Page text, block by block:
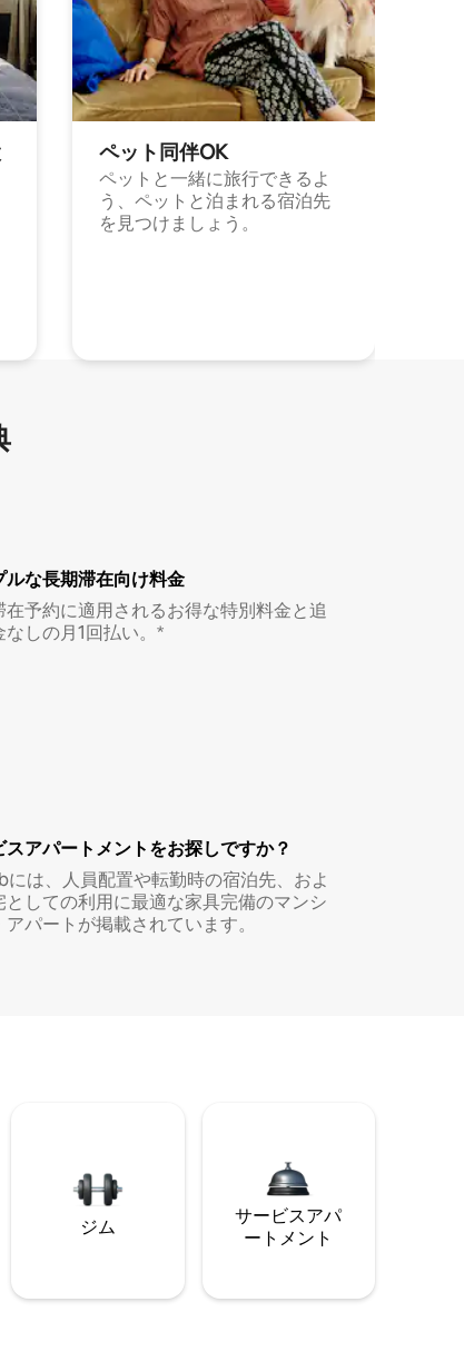
ペット同⁠伴OK
ペットと一緒に旅行できるよ
う、ペットと泊まれる宿泊先
を見つけましょう。
ルな長期滞在向け料金
在予約に適用されるお得な特別料金と追
なしの月1回払い。*
スアパートメントをお探しですか？
には、人員配置や転勤時の宿泊先、およ
としての利用に最適な家具完備のマンシ
アパートが掲載されています。
ジム
サービスアパ
ートメント